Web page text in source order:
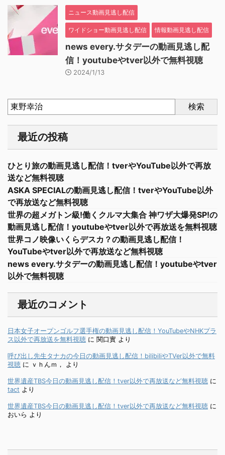
ニュース動画見逃し配信
ワイドショー動画見逃し配信 情報動画見逃し配信
news every.サタデーの動画見逃し配
信！youtubeやtver以外で無料視聴
2024/1/13
検索
最近の投稿
ひとり旅の動画見逃し配信！tverやYouTube以外で再放
送など無料視聴
ASKA SPECIALの動画見逃し配信！tverやYouTube以外
で再放送など無料視聴
世界の超メガトン級!働くクルマ大集合 神ワザ大爆発SP!の
動画見逃し配信！youtubeやtver以外で再放送を無料視聴
世界コノ映像いくらデスカ？の動画見逃し配信！
YouTubeやtver以外で再放送など無料視聴
news every.サタデーの動画見逃し配信！youtubeやtver
以外で無料視聴
最近のコメント
日本女子オープンゴルフ選手権の動画見逃し配信！YouTubeやNHKプラ
ス以外で再放送を無料視聴 に 関口實 より
呼び出し先生タナカの今日の動画見逃し配信！bilibiliやTVer以外で無料
視聴 に ｖｈんｍ， より
世界遺産TBS今日の動画見逃し配信！tver以外で再放送など無料視聴 に
tact より
世界遺産TBS今日の動画見逃し配信！tver以外で再放送など無料視聴 に
おいら より